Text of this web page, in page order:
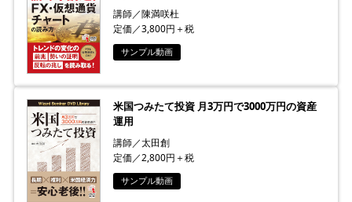
講師／陳満咲杜
定価／3,800円＋税
サンプル動画
米国つみたて投資 月3万円で3000万円の資産
運用
講師／太田創
定価／2,800円＋税
サンプル動画